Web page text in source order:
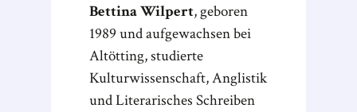
Bettina Wilpert, geboren
1989 und aufgewachsen bei
Altötting, studierte
Kulturwissenschaft, Anglistik
und Literarisches Schreiben